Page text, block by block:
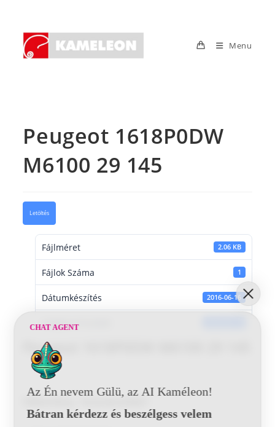
content
Menu
Peugeot 1618P0DW
M6100 29 145
Letöltés
Fájlméret 2.06 KB
Fájlok Száma 1
Dátumkészítés 2016-06-16
Utoljára frissített
Peugeot 1618P0DW M6100 29 145
Vélemény, hozzászólás?
CHAT AGENT
Az Én nevem Gülü, az AI Kaméleon!
Bátran kérdezz és beszélgess velem